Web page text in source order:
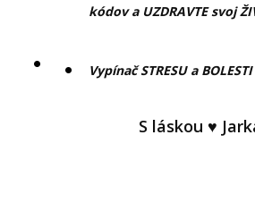
kódov a UZDRAVTE svoj
Vypínač STRESU a BOLESTI
S láskou ♥